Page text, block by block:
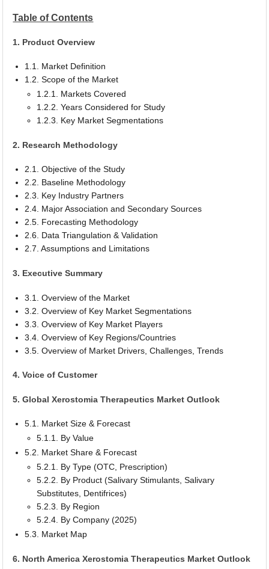
Table of Contents
1. Product Overview
1.1. Market Definition
1.2. Scope of the Market
1.2.1. Markets Covered
1.2.2. Years Considered for Study
1.2.3. Key Market Segmentations
2. Research Methodology
2.1. Objective of the Study
2.2. Baseline Methodology
2.3. Key Industry Partners
2.4. Major Association and Secondary Sources
2.5. Forecasting Methodology
2.6. Data Triangulation & Validation
2.7. Assumptions and Limitations
3. Executive Summary
3.1. Overview of the Market
3.2. Overview of Key Market Segmentations
3.3. Overview of Key Market Players
3.4. Overview of Key Regions/Countries
3.5. Overview of Market Drivers, Challenges, Trends
4. Voice of Customer
5. Global Xerostomia Therapeutics Market Outlook
5.1. Market Size & Forecast
5.1.1. By Value
5.2. Market Share & Forecast
5.2.1. By Type (OTC, Prescription)
5.2.2. By Product (Salivary Stimulants, Salivary
Substitutes, Dentifrices)
5.2.3. By Region
5.2.4. By Company (2025)
5.3. Market Map
6. North America Xerostomia Therapeutics Market Outlook